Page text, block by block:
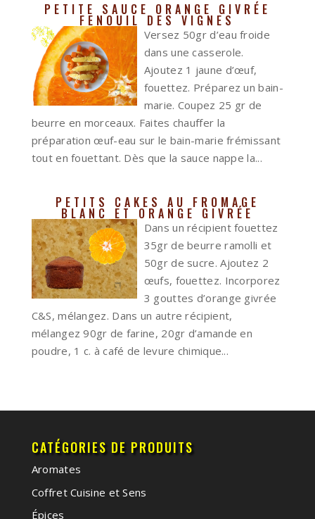
PETITE SAUCE ORANGE GIVRÉE
FENOUIL DES VIGNES
Versez 50gr d’eau froide
dans une casserole.
Ajoutez 1 jaune d’œuf,
fouettez. Préparez un bain-
marie. Coupez 25 gr de
beurre en morceaux. Faites chauffer la
préparation œuf-eau sur le bain-marie frémissant
tout en fouettant. Dès que la sauce nappe la...
PETITS CAKES AU FROMAGE
BLANC ET ORANGE GIVRÉE
Dans un récipient fouettez
35gr de beurre ramolli et
50gr de sucre. Ajoutez 2
œufs, fouettez. Incorporez
3 gouttes d’orange givrée
C&S, mélangez. Dans un autre récipient,
mélangez 90gr de farine, 20gr d’amande en
poudre, 1 c. à café de levure chimique...
CATÉGORIES DE PRODUITS
Aromates
Coffret Cuisine et Sens
Épices